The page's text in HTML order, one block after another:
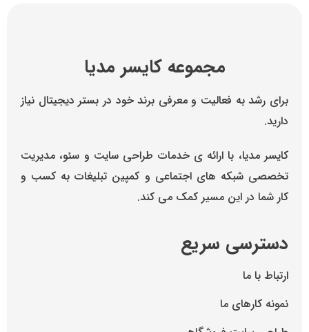
مجموعه کایسر مدیا
برای رشد به فعالیت و معرفی برند خود در بستر دیجیتال نیاز
دارید.
کایسر مدیا، با ارائه ی خدمات طراحی سایت و سئو، مدیریت
تخصصی شبکه های اجتماعی و کمپین تبلیغات به کسب و
کار شما در این مسیر کمک می کند.
دسترسی سریع
ارتباط با ما
نمونه کارهای ما